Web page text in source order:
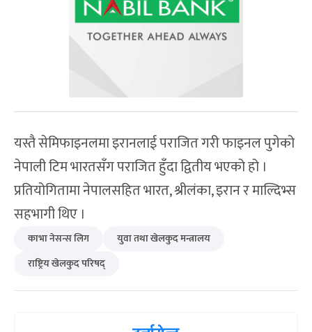
यस्तै सेमिफाइनलमा इरानलाई पराजित गरी फाइनल पुगेको
नेपाली टिम भारतसँग पराजित हुँदा द्वितीय भएको हो ।
प्रतियोगितामा नेपालसहित भारत, श्रीलंका, इरान र माल्दिभ्स
सहभागी थिए ।